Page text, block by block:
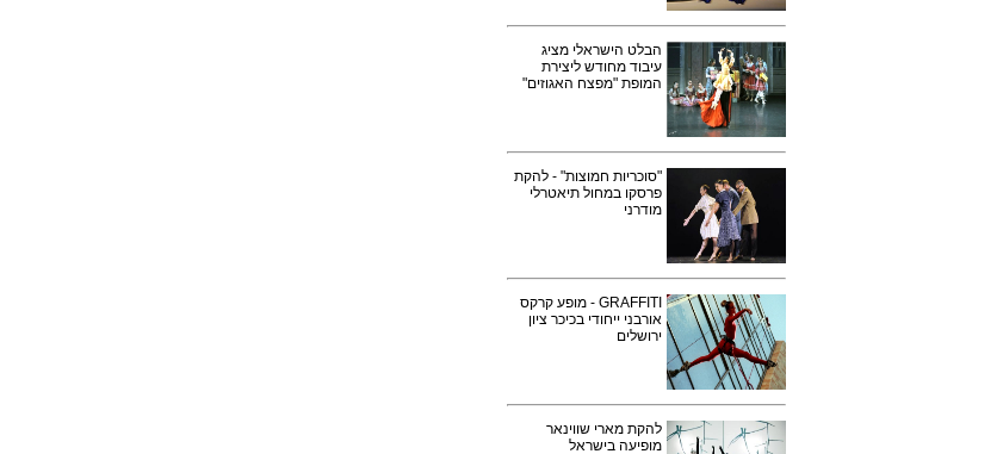
הבלט הישראלי מציג
עיבוד מחודש ליצירת
המופת "מפצח האגוזים"
"סוכריות חמוצות" - להקת
פרסקו במחול תיאטרלי
מודרני
GRAFFITI - מופע קרקס
אורבני ייחודי בכיכר ציון
ירושלים
להקת מארי שווינאר
מופיעה בישראל